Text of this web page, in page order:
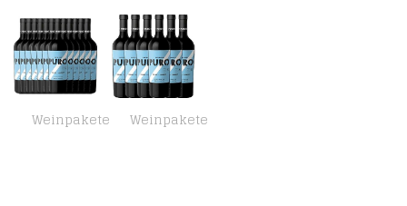
Weinpakete Weinpakete